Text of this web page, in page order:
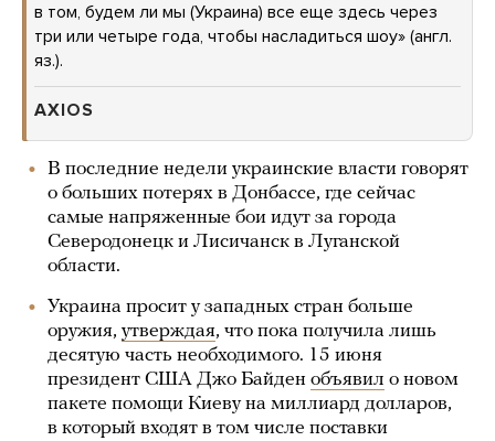
в том, будем ли мы (Украина) все еще здесь через
три или четыре года, чтобы насладиться шоу» (англ.
яз.).
AXIOS
В последние недели украинские власти говорят
о больших потерях в Донбассе, где сейчас
самые напряженные бои идут за города
Северодонецк и Лисичанск в Луганской
области.
Украина просит у западных стран больше
оружия, утверждая, что пока получила лишь
десятую часть необходимого. 15 июня
президент США Джо Байден объявил о новом
пакете помощи Киеву на миллиард долларов,
в который входят в том числе поставки